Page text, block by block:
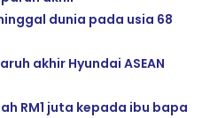
dunia pada usia 68
akhir Hyundai ASEAN
RM1 juta kepada ibu bapa